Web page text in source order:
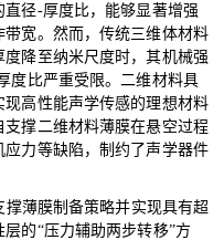
直径-厚度比，能够显著增强
宽。然而，传统三维体材料
度降至纳米尺度时，其机械强
度比严重受限。二维材料具
高性能声学传感的理想材料
撑二维材料薄膜在悬空过程
力等缺陷，制约了声学器件
撑薄膜制备策略并实现具有超
层的“压力辅助两步转移”方